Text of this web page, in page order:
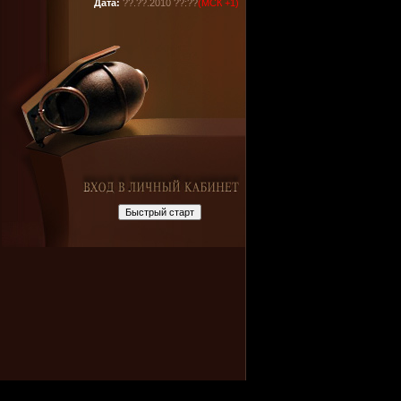
Дата: ??.??.2010 ??:??(МСК +1)